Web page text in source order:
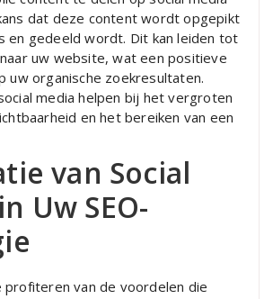
dat deze content wordt opgepikt
en gedeeld wordt. Dit kan leiden tot
uw website, wat een positieve
uw organische zoekresultaten.
media helpen bij het vergroten
en het bereiken van een
van Social
Uw SEO-
profiteren van de voordelen die